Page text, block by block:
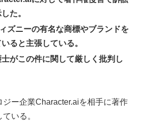
た。
ズニーの有名な商標やブランドを
ると主張している。
がこの件に関して厳しく批判し
ー企業Character.aiを相手に著作
いる。